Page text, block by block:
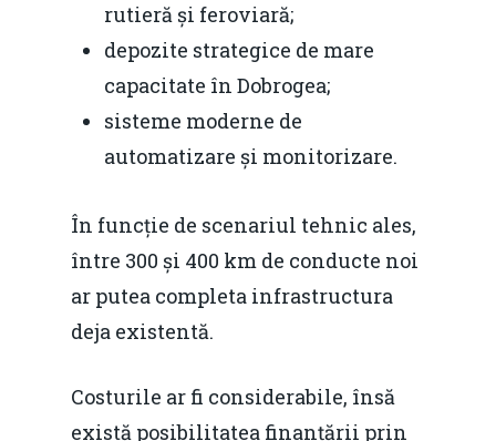
rutieră și feroviară;
depozite strategice de mare
capacitate în Dobrogea;
sisteme moderne de
automatizare și monitorizare.
În funcție de scenariul tehnic ales,
între 300 și 400 km de conducte noi
ar putea completa infrastructura
deja existentă.
Costurile ar fi considerabile, însă
există posibilitatea finanțării prin